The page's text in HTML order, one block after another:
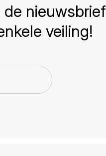
nieuwsbrief
veiling!